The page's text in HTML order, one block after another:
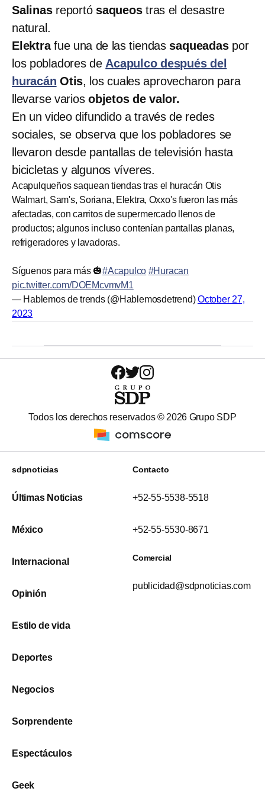
Salinasreportó saqueostras el desastre
natural.
Elektrafue una de las tiendas saqueadas por
los pobladores de Acapulco después del
huracán Otis, los cuales aprovecharon para
llevarse variosobjetos de valor.
En un video difundido a través de redes
sociales, se observa que los pobladores se
llevaron desde pantallas de televisión hasta
bicicletas y algunos víveres.
Acapulqueños saquean tiendas tras el huracán Otis
Walmart, Sam's, Soriana, Elektra, Oxxo's fueron las más
afectadas, con carritos de supermercado llenos de
productos; algunos incluso contenían pantallas planas,
refrigeradores y lavadoras.
Síguenos para más 🎃#Acapulco #Huracan
pic.twitter.com/DOEMcvmvM1
— Hablemos de trends (@Hablemosdetrend)October 27,
2023
Todos los derechos reservados © 2026 Grupo SDP
sdpnoticias
Últimas Noticias
México
Internacional
Opinión
Estilo de vida
Deportes
Negocios
Sorprendente
Espectáculos
Geek
Contacto
+52-55-5538-5518
+52-55-5530-8671
Comercial
publicidad@sdpnoticias.com